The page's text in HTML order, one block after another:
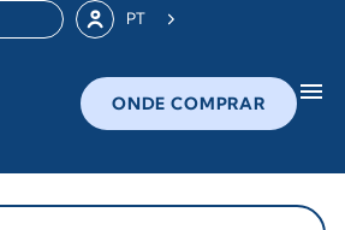
PT
ONDE COMPRAR menu